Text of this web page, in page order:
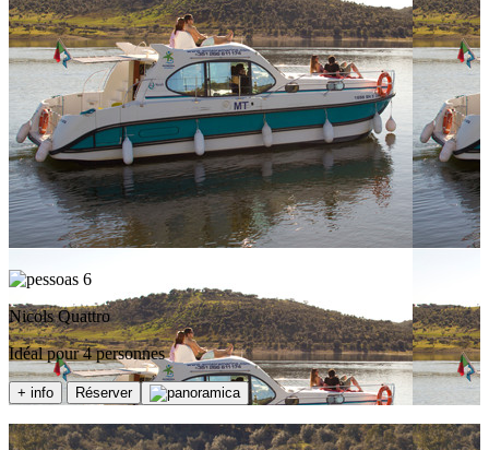
6
Nicols Quattro
Idéal pour 4 personnes
+ info Réserver